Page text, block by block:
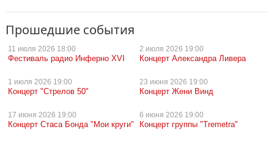
Прошедшие события
11 июля 2026 18:00
Фестиваль радио Инферно XVI
2 июля 2026 19:00
Концерт Александра Ливера
1 июля 2026 19:00
Концерт "Стрелов 50"
23 июня 2026 19:00
Концерт Жени Винд
17 июня 2026 19:00
Концерт Стаса Бонда "Мои круги"
6 июня 2026 19:00
Концерт группы "Tremetra"